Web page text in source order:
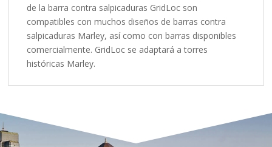
de la barra contra salpicaduras GridLoc son
compatibles con muchos diseños de barras contra
salpicaduras Marley, así como con barras disponibles
comercialmente. GridLoc se adaptará a torres
históricas Marley.